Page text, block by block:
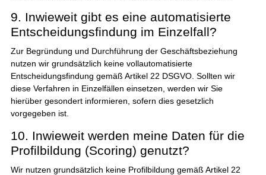
9. Inwieweit gibt es eine automatisierte
Entscheidungsfindung im Einzelfall?
Zur Begründung und Durchführung der Geschäftsbeziehung
nutzen wir grundsätzlich keine vollautomatisierte
Entscheidungsfindung gemäß Artikel 22 DSGVO. Sollten wir
diese Verfahren in Einzelfällen einsetzen, werden wir Sie
hierüber gesondert informieren, sofern dies gesetzlich
vorgegeben ist.
10. Inwieweit werden meine Daten für die
Profilbildung (Scoring) genutzt?
Wir nutzen grundsätzlich keine Profilbildung gemäß Artikel 22